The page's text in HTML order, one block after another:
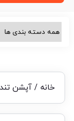
خانه / آپشن